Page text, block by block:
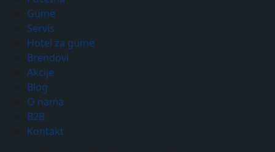
Gume
Servis
Hotel za gume
Brendovi
Akcije
Blog
O nama
B2B
Kontakt